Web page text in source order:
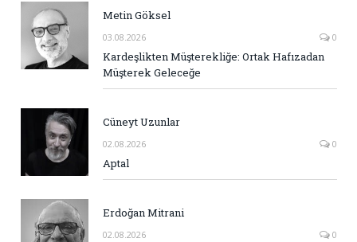
Metin Göksel
03.08.2026 0
Kardeşlikten Müşterekliğe: Ortak Hafızadan
Müşterek Geleceğe
Cüneyt Uzunlar
02.08.2026 0
Aptal
Erdoğan Mitrani
02.08.2026 0